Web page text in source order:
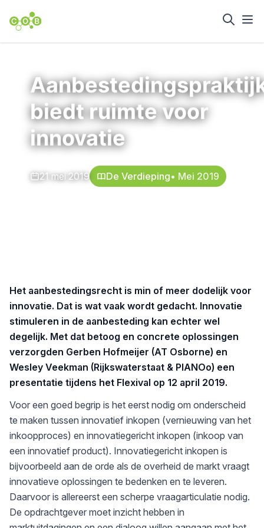
biedt ruimte voor
innovatie
21 mei 2019 De Verdieping• Mei 2019
Het aanbestedingsrecht is min of meer dodelijk voor
innovatie. Dat is wat vaak wordt gedacht. Innovatie
stimuleren in de aanbesteding kan echter wel
degelijk. Met dat betoog en concrete oplossingen
verzorgden Gerben Hofmeijer (AT Osborne) en
Wesley Veekman (Rijkswaterstaat & PIANOo) een
presentatie tijdens het Flexival op 12 april 2019.
Voor een goed begrip is het eerst nodig om onderscheid
te maken tussen innovatief inkopen (vernieuwing van het
inkoopproces) en innovatiegericht inkopen (inkoop van
een innovatief product). Innovatiegericht inkopen is
bijvoorbeeld aan de orde als de overheid de markt vraagt
innovatieve oplossingen te bedenken en te leveren.
Daarvoor is allereerst een scherpe vraagarticulatie nodig.
De opdrachtgever moet inzicht hebben in